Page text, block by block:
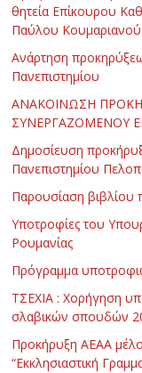
θητεία Επίκουρου
Παύλου Κουμαριανού
Ανάρτηση
Πανεπιστημίου
ΑΝΑΚΟΙΝΩΣΗ
ΣΥΝΕΡΓΑΖΟΜΕΝΟΥ
Δημοσίευση
Πανεπιστημίου
Παρουσίαση βιβλίου
Υποτροφίες του
Ρουμανίας
Πρόγραμμα
ΤΣΕΧΙΑ : Χορήγηση
σλαβικών σπουδών
Προκήρυξη ΑΕΑΑ
“Εκκλησιαστική